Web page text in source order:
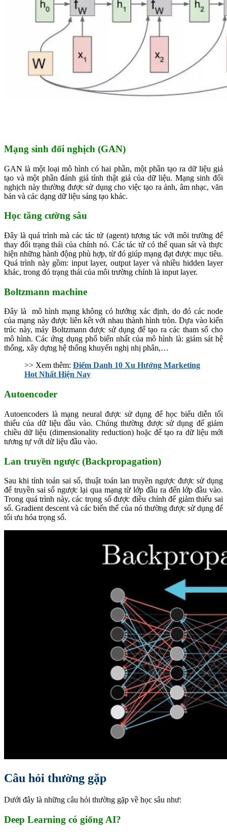
Mạng sinh đối nghịch (GAN)
GAN là một loại mô hình có hai phần, một phần tạo ra dữ liệu giả
tạo và một phần đánh giá tính thật giả của dữ liệu. Mạng sinh đối
nghịch này thường được sử dụng cho việc tạo ra ảnh, âm nhạc, văn
bản và các dạng dữ liệu sáng tạo khác.
Học tăng cường sâu
Đây là quá trình mà các tác tử (agent) tương tác với môi trường để
thay đổi trạng thái của chính nó. Các tác tử có thể quan sát và thực
hiện những hành động phù hợp, từ đó giúp mạng đạt được mục tiêu.
Quá trình này gồm: input layer, output layer và nhiều hidden layer
khác, trong đó trạng thái của môi trường chính là input layer.
Boltzmann machine
Đây là mô hình mạng không có hướng xác định, do đó các node
của mạng này được liên kết với nhau thành hình tròn. Dựa vào kiến
trúc này, máy Boltzmann được sử dụng để tạo ra các tham số cho
mô hình. Các ứng dụng phổ biến nhất của mô hình là: giám sát hệ
thống, xây dựng hệ thống khuyến nghị nhị phân,…
>> Xem thêm: Điểm Danh 10 Xu Hướng Marketing
Hot Nhất Hiện Nay
Autoencoder
Autoencoders là mạng neural được sử dụng để học biểu diễn tối
thiểu của dữ liệu đầu vào. Chúng thường được sử dụng để giảm
chiều dữ liệu (dimensionality reduction) hoặc để tạo ra dữ liệu mới
tương tự với dữ liệu đầu vào.
Lan truyền ngược (Backpropagation)
Sau khi tính toán sai số, thuật toán lan truyền ngược được sử dụng
để truyền sai số ngược lại qua mạng từ lớp đầu ra đến lớp đầu vào.
Trong quá trình này, các trọng số được điều chỉnh để giảm thiểu sai
số. Gradient descent và các biến thể của nó thường được sử dụng để
tối ưu hóa trọng số.
Câu hỏi thường gặp
Dưới đây là những câu hỏi thường gặp về học sâu như:
Deep Learning có giống AI?